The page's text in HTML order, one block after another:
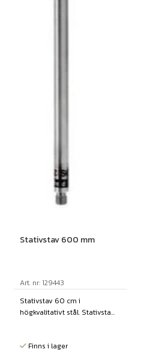
Stativstav 600 mm
Art. nr: 129443
Stativstav 60 cm i
högkvalitativt stål. Stativsta...
Finns i lager